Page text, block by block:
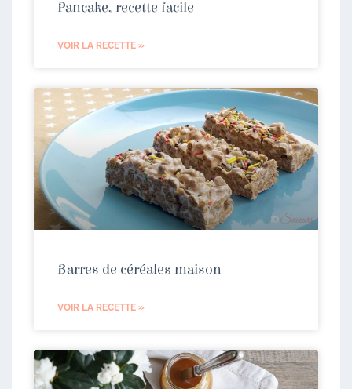
Pancake, recette facile
VOIR LA RECETTE »
Barres de céréales maison
VOIR LA RECETTE »